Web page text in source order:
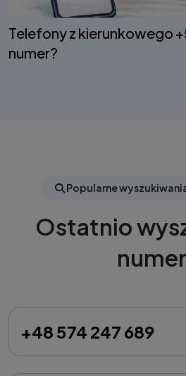
Telefony z kierunkowego
numer?
Popularne
Ostatnio
+48 574 247 689